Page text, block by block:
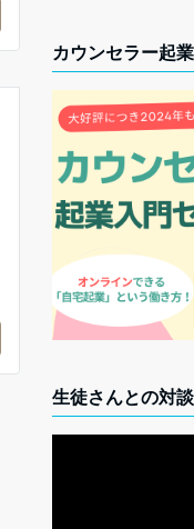
カウンセラー起
生徒さんとの対